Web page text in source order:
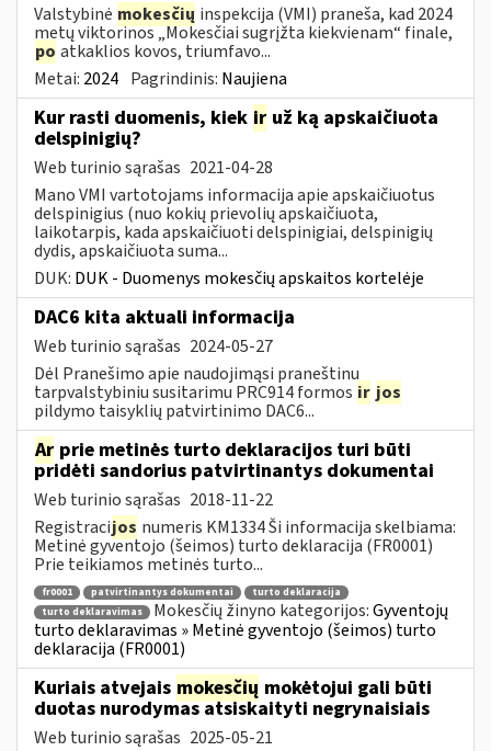
Valstybinė mokesčių inspekcija (VMI) praneša, kad 2024
metų viktorinos „Mokesčiai sugrįžta kiekvienam“ finale,
po atkaklios kovos, triumfavo...
Metai: 2024 Pagrindinis: Naujiena
Kur rasti duomenis, kiek ir už ką apskaičiuota
delspinigių?
Web turinio sąrašas 2021-04-28
Mano VMI vartotojams informacija apie apskaičiuotus
delspinigius (nuo kokių prievolių apskaičiuota,
laikotarpis, kada apskaičiuoti delspinigiai, delspinigių
dydis, apskaičiuota suma...
DUK: DUK - Duomenys mokesčių apskaitos kortelėje
DAC6 kita aktuali informacija
Web turinio sąrašas 2024-05-27
Dėl Pranešimo apie naudojimąsi praneštinu
tarpvalstybiniu susitarimu PRC914 formos ir jos
pildymo taisyklių patvirtinimo DAC6...
Ar prie metinės turto deklaracijos turi būti
pridėti sandorius patvirtinantys dokumentai
Web turinio sąrašas 2018-11-22
Registracijos numeris KM1334 Ši informacija skelbiama:
Metinė gyventojo (šeimos) turto deklaracija (FR0001)
Prie teikiamos metinės turto...
fr0001 patvirtinantys dokumentai
turto deklaracija
turto deklaravimas
Mokesčių žinyno kategorijos:Gyventojų
turto deklaravimas » Metinė gyventojo (šeimos) turto
deklaracija (FR0001)
Kuriais atvejais mokesčių mokėtojui gali būti
duotas nurodymas atsiskaityti negrynaisiais
Web turinio sąrašas 2025-05-21